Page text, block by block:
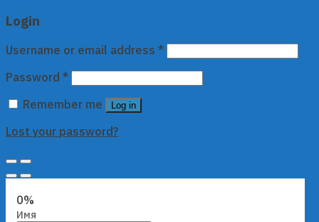
Login
Username or email address *
Password *
Remember me
Log in
Lost your password?
0%
Имя